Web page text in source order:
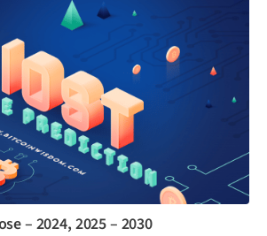
– 2024, 2025 – 2030